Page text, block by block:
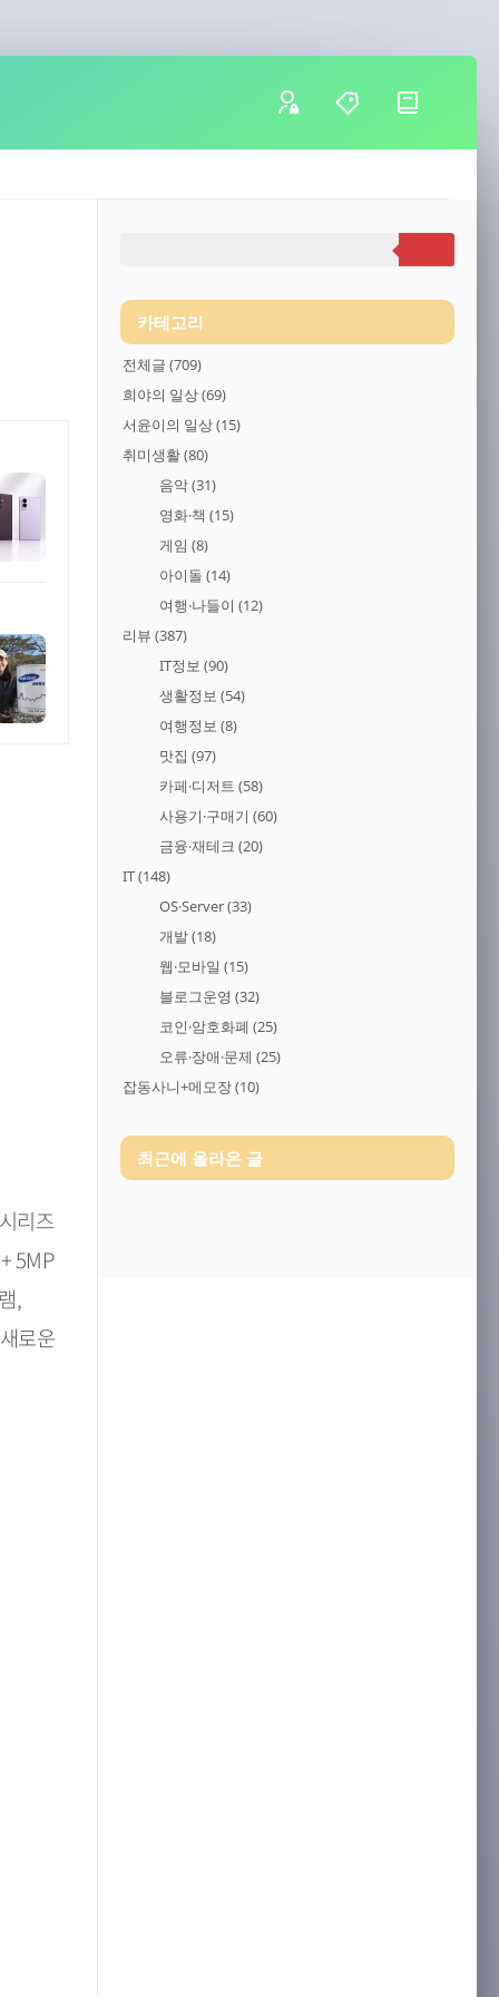
리즈
5MP
,
로운
카테고리
전체글 (709)
희야의 일상(69)
서윤이의 일상(15)
취미생활(80)
음악(31)
영화·책 (15)
게임 (8)
아이돌 (14)
여행·나들이 (12)
리뷰 (387)
IT정보 (90)
생활정보 (54)
여행정보 (8)
맛집 (97)
카페·디저트 (58)
사용기·구매기 (60)
금융·재테크 (20)
IT(148)
OS·Server(33)
개발(18)
웹·모바일 (15)
블로그운영 (32)
코인·암호화폐 (25)
오류·장애·문제 (25)
잡동사니+메모장(10)
최근에 올라온 글